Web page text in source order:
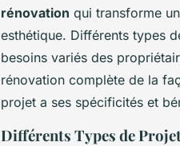
rénovation qui transforme
esthétique. Différents types
besoins variés des
rénovation complète de la
projet a ses spécificités et
Différents Types de